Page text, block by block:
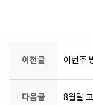
이전글 이번주
다음글 8월달